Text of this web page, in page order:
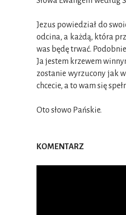
Jezus powiedział do
odcina, a każdą, która
was będę trwać.
Ja jestem krzewem
zostanie wyrzucony jak
chcecie, a to wam się
Oto słowo Pańskie.
KOMENTARZ